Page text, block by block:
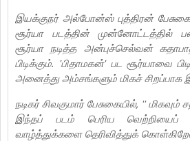
இயக்குநர் அல்போன்ஸ் புத்திரன்
சூர்யா படத்தின் முன்னோட்டத்தில்
சூர்யா நடித்த அன்புச்செல்வன்
பிடிக்கும். 'பிதாமகன்' பட சூர்யாவை
அனைத்து அம்சங்களும் மிகச் சிறப்பாக
நடிகர் சிவகுமார் பேசுகையில், ''
இந்தப் படம் பெரிய
வாழ்த்துக்களை தெரிவித்துக்